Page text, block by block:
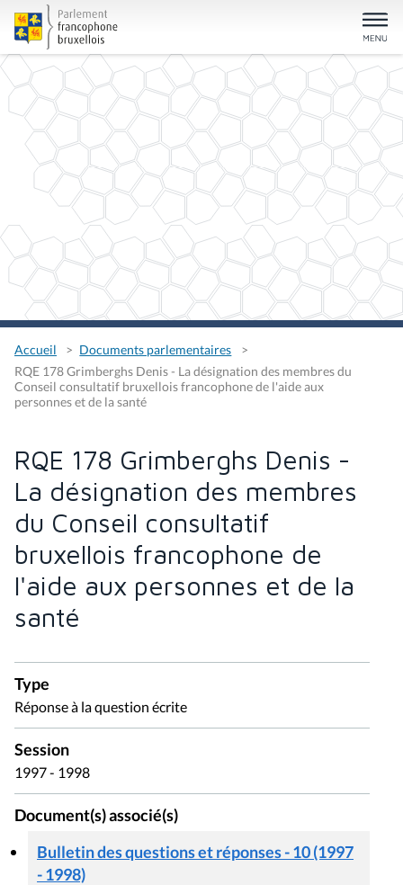
Accueil
Documents parlementaires
RQE 178 Grimberghs Denis - La désignation des membres du
Conseil consultatif bruxellois francophone de l'aide aux
personnes et de la santé
RQE 178 Grimberghs Denis -
La désignation des membres
du Conseil consultatif
bruxellois francophone de
l'aide aux personnes et de la
santé
Type
Réponse à la question écrite
Session
1997 - 1998
Document(s) associé(s)
Bulletin des questions et réponses - 10 (1997
- 1998)